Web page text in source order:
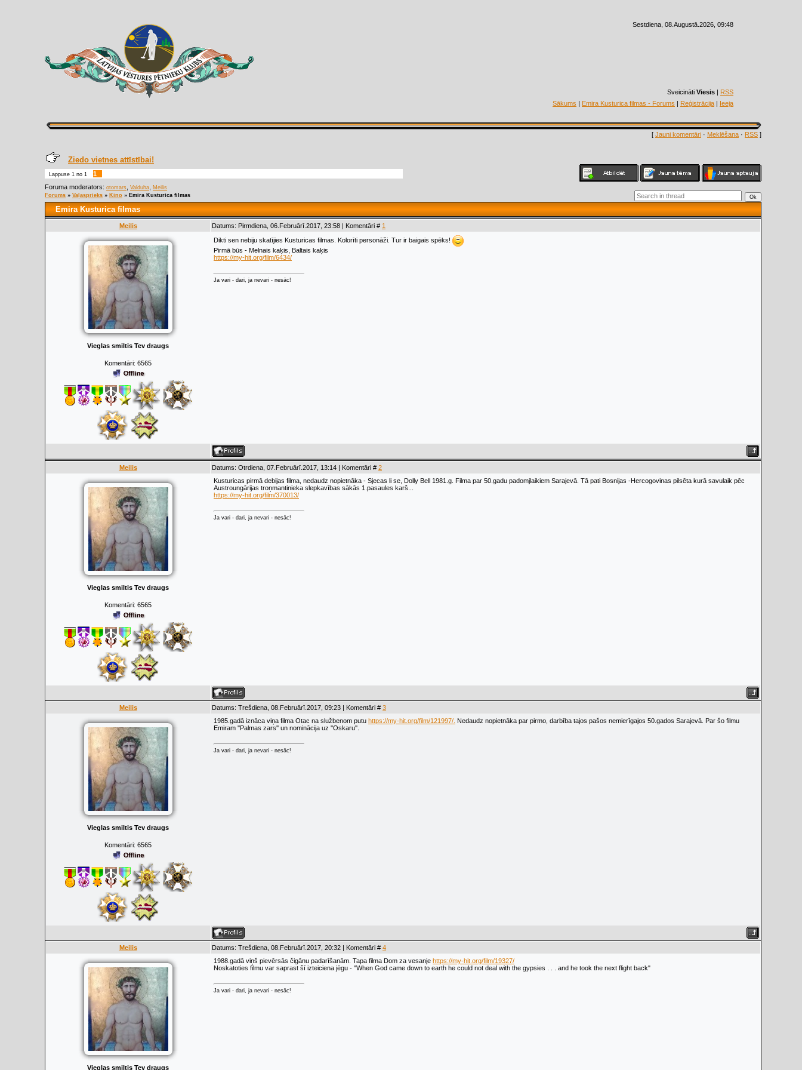
Sestdiena, 08.Augustā.2026, 09:48
Sveicināti Viesis | RSS
Sākums | Emira Kusturica filmas - Forums | Reģistrācija | Ieeja
[ Jauni komentāri · Meklēšana · RSS ]
Ziedo vietnes attīstībai!
Lappuse 1 no 1
1
Foruma moderators: otomars Valduha
Meilis
Forums » Vaļasprieks » Kino » Emira Kusturica filmas
Emira Kusturica filmas
Meilis Datums: Pirmdiena, 06.Februārī.2017, 23:58 | Komentāri # 1
Vieglas smiltis Tev draugs
Komentāri: 6565
Dikti sen nebiju skatījies Kusturicas filmas. Kolorīti personāži. Tur ir baigais spēks!
Pirmā būs - Melnais kaķis, Baltais kaķis
https://my-hit.org/film/6434/
Ja vari - dari, ja nevari - nesāc!
Meilis Datums: Otrdiena, 07.Februārī.2017, 13:14 | Komentāri # 2
Vieglas smiltis Tev draugs
Komentāri: 6565
Kusturicas pirmā debijas filma, nedaudz nopietnāka - Sjecas li se, Dolly Bell 1981.g. Filma par 50.gadu padomjlaikiem Sarajevā. Tā pati Bosnijas -Hercogovinas pilsēta kurā savulaik pēc
Austroungārijas troņmantinieka slepkavības sākās 1.pasaules karš...
https://my-hit.org/film/370013/
Ja vari - dari, ja nevari - nesāc!
Meilis Datums: Trešdiena, 08.Februārī.2017, 09:23 | Komentāri # 3
Vieglas smiltis Tev draugs
Komentāri: 6565
1985.gadā iznāca viņa filma Otac na službenom putu https://my-hit.org/film/121997/. Nedaudz nopietnāka par pirmo, darbība tajos pašos nemierīgajos 50.gados Sarajevā. Par šo filmu
Emiram ''Palmas zars'' un nominācija uz ''Oskaru''.
Ja vari - dari, ja nevari - nesāc!
Meilis Datums: Trešdiena, 08.Februārī.2017, 20:32 | Komentāri # 4
Vieglas smiltis Tev draugs
1988.gadā viņš pievērsās čigānu padarīšanām. Tapa filma Dom za vesanje https://my-hit.org/film/19327/
Noskatoties filmu var saprast šī izteiciena jēgu - "When God came down to earth he could not deal with the gypsies . . . and he took the next flight back"
Ja vari - dari, ja nevari - nesāc!